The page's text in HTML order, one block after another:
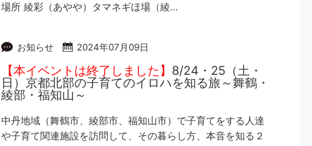
場所 綾彩（あやや）タマネギほ場（綾…
お知らせ 2024年07月09日
【本イベントは終了しました】 8/24・25（土・
日）京都北部の子育てのイロハを知る旅～舞鶴・
綾部・福知山～
中丹地域（舞鶴市、綾部市、福知山市）で子育てをする人達
や子育て関連施設を訪問して、その暮らし方、本音を知る２